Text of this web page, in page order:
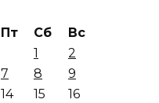
Пт Сб
Вс
1
2
7 8
9
14 15
16